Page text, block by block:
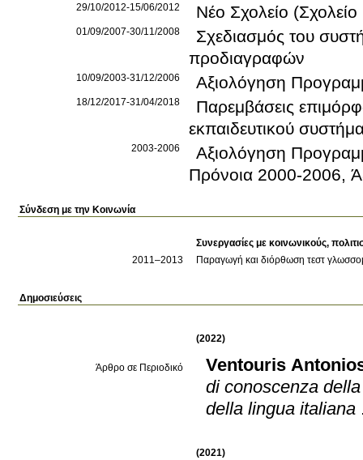
29/10/2012-15/06/2012 Νέο Σχολείο
01/09/2007-30/11/2008
Σχεδιασμός του
προδιαγραφών
10/09/2003-31/12/2006 Αξιολόγηση
18/12/2017-31/04/2018
Παρεμβάσεις
εκπαιδευτικού
2003-2006
Αξιολόγηση
Πρόνοια 2000-2006,
Σύνδεση με την Κοινωνία
Συνεργασίες με κοινωνικούς,
2011 –2013 Παραγωγή και διόρθωση τεστ
Δημοσιεύσεις
(2022)
Άρθρο σε Περιοδικό
Ventouris
di conoscenza
della lingua italiana
(2021)